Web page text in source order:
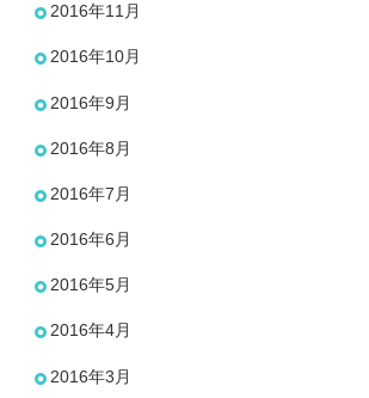
2016年11月
2016年10月
2016年9月
2016年8月
2016年7月
2016年6月
2016年5月
2016年4月
2016年3月